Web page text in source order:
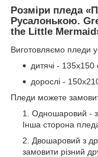
Розміри пледа «
Русалонькою.
the Little Mermaid
Виготовляємо пледи
дитячі - 135х150
дорослі -
Пледи можете
Одношаровий -
Інша сторона
Двошаровий з
замовити різний